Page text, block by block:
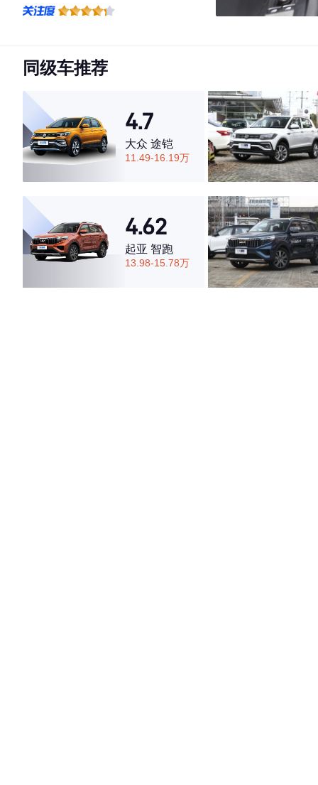
·空间表现一般，低于77%同级车
同级车推荐
4.7
大众 途铠
11.49-16.19万
4.62
起亚 智跑
13.98-15.78万